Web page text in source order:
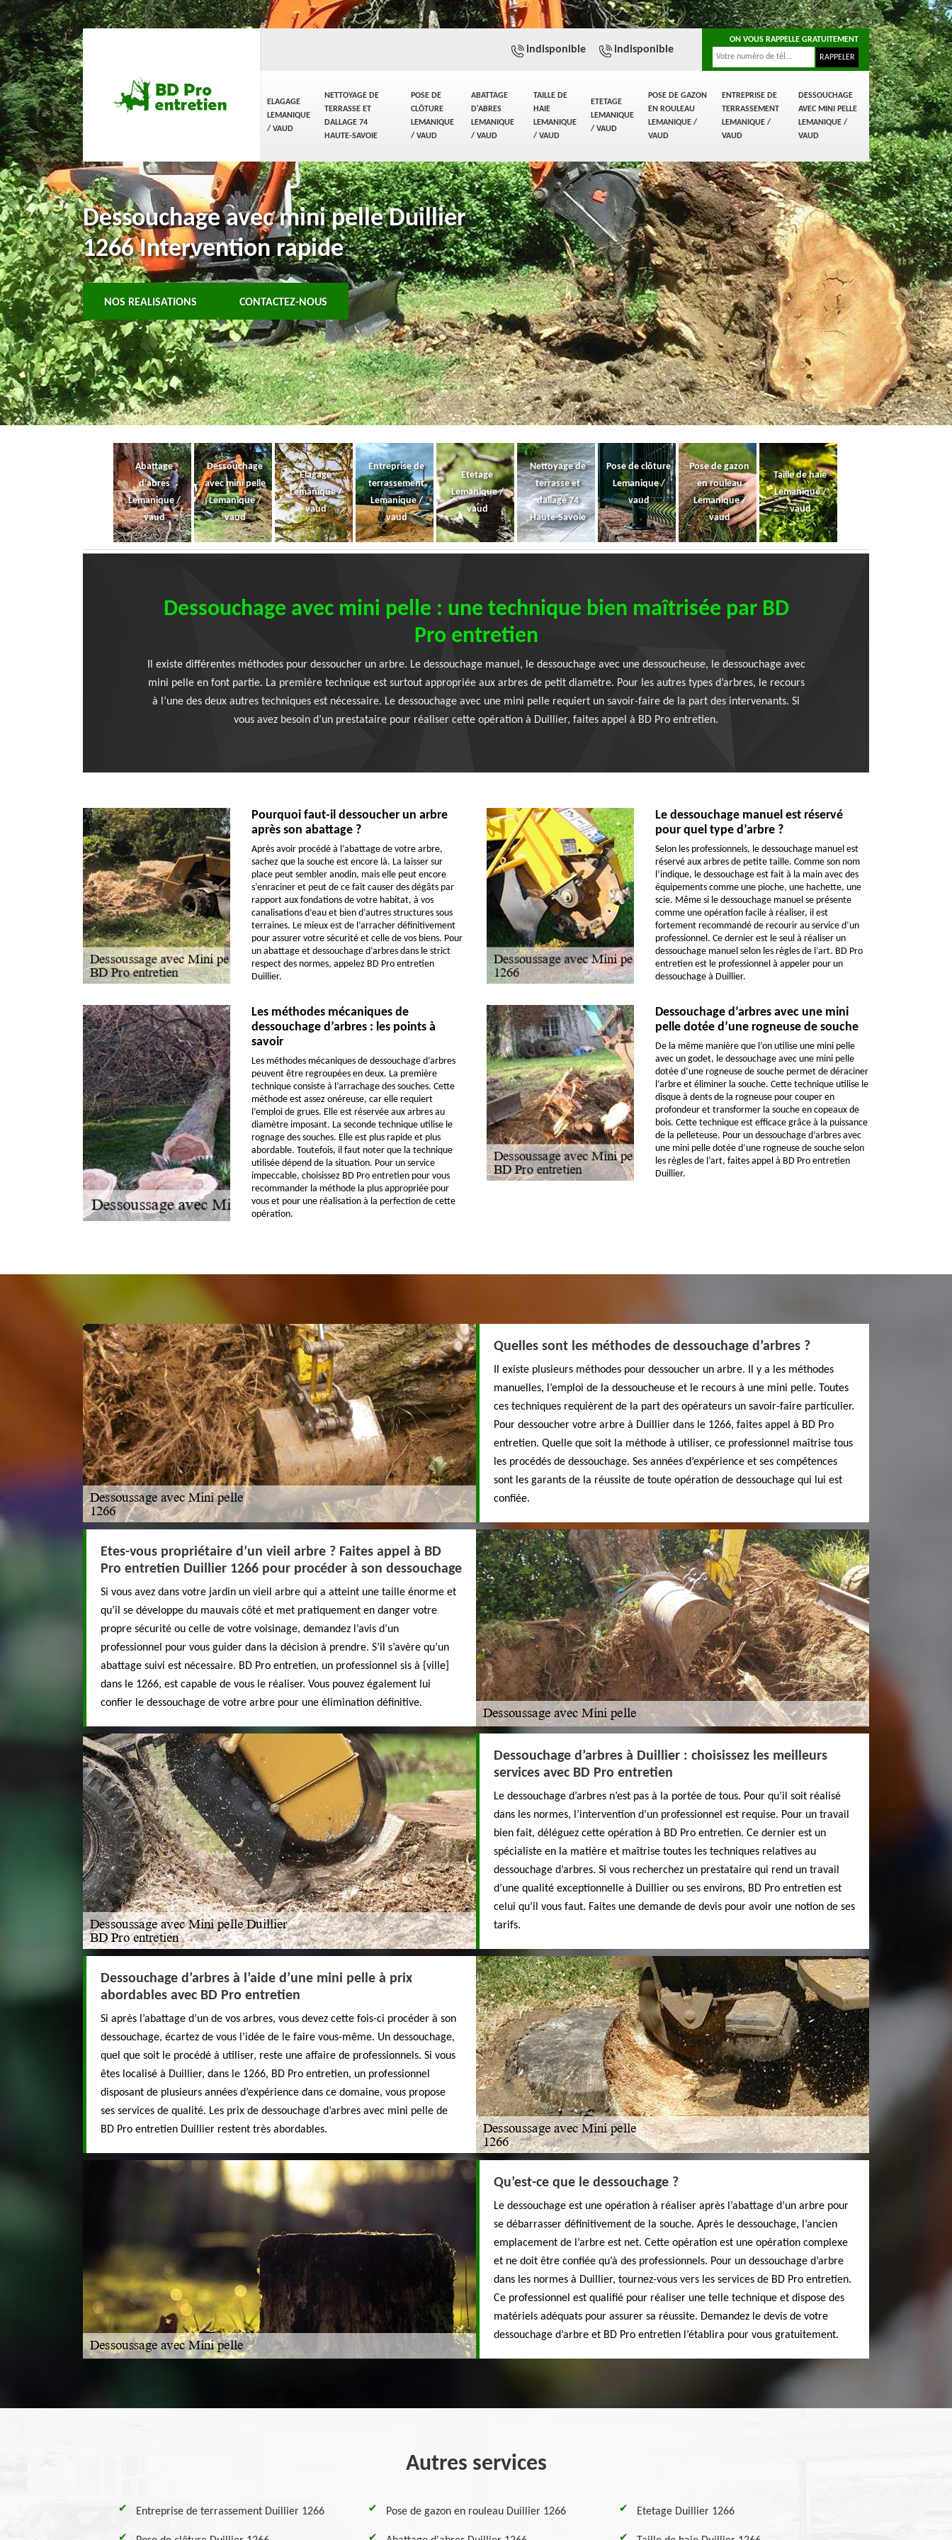
ELAGAGE
LEMANIQUE
/ VAUD
NETTOYAGE DE
TERRASSE ET
DALLAGE 74
HAUTE-SAVOIE
POSE DE
CLÔTURE
LEMANIQUE
/ VAUD
ABATTAGE
D'ABRES
LEMANIQUE
/ VAUD
TAILLE DE
HAIE
LEMANIQUE
/ VAUD
ETETAGE
LEMANIQUE
/ VAUD
POSE DE GAZON
EN ROULEAU
LEMANIQUE /
VAUD
ENTREPRISE DE
TERRASSEMENT
LEMANIQUE /
VAUD
DESSOUCHAGE
AVEC MINI PELLE
LEMANIQUE /
VAUD
indisponible indisponible
ON VOUS RAPPELLE GRATUITEMENT
Dessouchage avec mini pelle Duillier
1266 Intervention rapide
NOS REALISATIONS CONTACTEZ-NOUS
Abattage
d'abres
Lemanique /
vaud
Dessouchage
avec mini pelle
Lemanique /
vaud
Elagage
Lemanique /
vaud
Entreprise de
terrassement
Lemanique /
vaud
Etetage
Lemanique /
vaud
Nettoyage de
terrasse et
dallage 74
Haute-Savoie
Pose de clôture
Lemanique /
vaud
Pose de gazon
en rouleau
Lemanique /
vaud
Taille de haie
Lemanique /
vaud
Dessouchage avec mini pelle : une technique bien maîtrisée par BD
Pro entretien
Il existe différentes méthodes pour dessoucher un arbre. Le dessouchage manuel, le dessouchage avec une dessoucheuse, le dessouchage avec
mini pelle en font partie. La première technique est surtout appropriée aux arbres de petit diamètre. Pour les autres types d’arbres, le recours
à l’une des deux autres techniques est nécessaire. Le dessouchage avec une mini pelle requiert un savoir-faire de la part des intervenants. Si
vous avez besoin d’un prestataire pour réaliser cette opération à Duillier, faites appel à BD Pro entretien.
Pourquoi faut-il dessoucher un arbre
après son abattage ?
Après avoir procédé à l’abattage de votre arbre,
sachez que la souche est encore là. La laisser sur
place peut sembler anodin, mais elle peut encore
s’enraciner et peut de ce fait causer des dégâts par
rapport aux fondations de votre habitat, à vos
canalisations d’eau et bien d’autres structures sous
terraines. Le mieux est de l’arracher définitivement
pour assurer votre sécurité et celle de vos biens. Pour
un abattage et dessouchage d’arbres dans le strict
respect des normes, appelez BD Pro entretien
Duillier.
Le dessouchage manuel est réservé
pour quel type d’arbre ?
Selon les professionnels, le dessouchage manuel est
réservé aux arbres de petite taille. Comme son nom
l’indique, le dessouchage est fait à la main avec des
équipements comme une pioche, une hachette, une
scie. Même si le dessouchage manuel se présente
comme une opération facile à réaliser, il est
fortement recommandé de recourir au service d’un
professionnel. Ce dernier est le seul à réaliser un
dessouchage manuel selon les règles de l’art. BD Pro
entretien est le professionnel à appeler pour un
dessouchage à Duillier.
Les méthodes mécaniques de
dessouchage d’arbres : les points à
savoir
Les méthodes mécaniques de dessouchage d’arbres
peuvent être regroupées en deux. La première
technique consiste à l’arrachage des souches. Cette
méthode est assez onéreuse, car elle requiert
l’emploi de grues. Elle est réservée aux arbres au
diamètre imposant. La seconde technique utilise le
rognage des souches. Elle est plus rapide et plus
abordable. Toutefois, il faut noter que la technique
utilisée dépend de la situation. Pour un service
impeccable, choisissez BD Pro entretien pour vous
recommander la méthode la plus appropriée pour
vous et pour une réalisation à la perfection de cette
opération.
Dessouchage d’arbres avec une mini
pelle dotée d’une rogneuse de souche
De la même manière que l’on utilise une mini pelle
avec un godet, le dessouchage avec une mini pelle
dotée d’une rogneuse de souche permet de déraciner
l’arbre et éliminer la souche. Cette technique utilise le
disque à dents de la rogneuse pour couper en
profondeur et transformer la souche en copeaux de
bois. Cette technique est efficace grâce à la puissance
de la pelleteuse. Pour un dessouchage d’arbres avec
une mini pelle dotée d’une rogneuse de souche selon
les règles de l’art, faites appel à BD Pro entretien
Duillier.
Quelles sont les méthodes de dessouchage d’arbres ?
Il existe plusieurs méthodes pour dessoucher un arbre. Il y a les méthodes
manuelles, l’emploi de la dessoucheuse et le recours à une mini pelle. Toutes
ces techniques requièrent de la part des opérateurs un savoir-faire particulier.
Pour dessoucher votre arbre à Duillier dans le 1266, faites appel à BD Pro
entretien. Quelle que soit la méthode à utiliser, ce professionnel maîtrise tous
les procédés de dessouchage. Ses années d’expérience et ses compétences
sont les garants de la réussite de toute opération de dessouchage qui lui est
confiée.
Etes-vous propriétaire d’un vieil arbre ? Faites appel à BD
Pro entretien Duillier 1266 pour procéder à son dessouchage
Si vous avez dans votre jardin un vieil arbre qui a atteint une taille énorme et
qu’il se développe du mauvais côté et met pratiquement en danger votre
propre sécurité ou celle de votre voisinage, demandez l’avis d’un
professionnel pour vous guider dans la décision à prendre. S’il s’avère qu’un
abattage suivi est nécessaire. BD Pro entretien, un professionnel sis à {ville]
dans le 1266, est capable de vous le réaliser. Vous pouvez également lui
confier le dessouchage de votre arbre pour une élimination définitive.
Dessouchage d’arbres à Duillier : choisissez les meilleurs
services avec BD Pro entretien
Le dessouchage d’arbres n’est pas à la portée de tous. Pour qu’il soit réalisé
dans les normes, l’intervention d’un professionnel est requise. Pour un travail
bien fait, déléguez cette opération à BD Pro entretien. Ce dernier est un
spécialiste en la matière et maîtrise toutes les techniques relatives au
dessouchage d’arbres. Si vous recherchez un prestataire qui rend un travail
d’une qualité exceptionnelle à Duillier ou ses environs, BD Pro entretien est
celui qu’il vous faut. Faites une demande de devis pour avoir une notion de ses
tarifs.
Dessouchage d’arbres à l’aide d’une mini pelle à prix
abordables avec BD Pro entretien
Si après l’abattage d’un de vos arbres, vous devez cette fois-ci procéder à son
dessouchage, écartez de vous l’idée de le faire vous-même. Un dessouchage,
quel que soit le procédé à utiliser, reste une affaire de professionnels. Si vous
êtes localisé à Duillier, dans le 1266, BD Pro entretien, un professionnel
disposant de plusieurs années d’expérience dans ce domaine, vous propose
ses services de qualité. Les prix de dessouchage d’arbres avec mini pelle de
BD Pro entretien Duillier restent très abordables.
Qu’est-ce que le dessouchage ?
Le dessouchage est une opération à réaliser après l’abattage d’un arbre pour
se débarrasser définitivement de la souche. Après le dessouchage, l’ancien
emplacement de l’arbre est net. Cette opération est une opération complexe
et ne doit être confiée qu’à des professionnels. Pour un dessouchage d’arbre
dans les normes à Duillier, tournez-vous vers les services de BD Pro entretien.
Ce professionnel est qualifié pour réaliser une telle technique et dispose des
matériels adéquats pour assurer sa réussite. Demandez le devis de votre
dessouchage d’arbre et BD Pro entretien l’établira pour vous gratuitement.
Autres services
Entreprise de terrassement Duillier 1266 Pose de gazon en rouleau Duillier 1266 Etetage Duillier 1266